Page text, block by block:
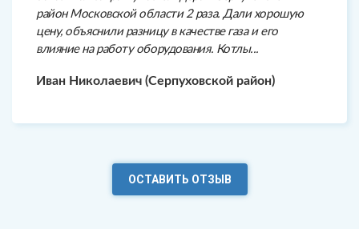
район Московской области 2 раза. Дали хорошую
цену, объяснили разницу в качестве газа и его
влияние на работу оборудования. Котлы...
Иван Николаевич (Серпуховской район)
ОСТАВИТЬ ОТЗЫВ